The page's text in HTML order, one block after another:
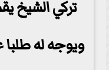
تركي
ويوجه له طلبا